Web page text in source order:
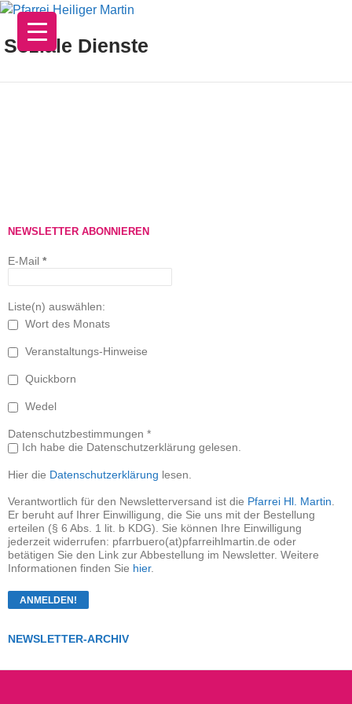
Zum
Inhalt
springen
Soziale Dienste
NEWSLETTER ABONNIEREN
E-Mail *
Liste(n) auswählen:
Wort des Monats
Veranstaltungs-Hinweise
Quickborn
Wedel
Datenschutzbestimmungen *
Ich habe die Datenschutzerklärung gelesen.
Hier die Datenschutzerklärung lesen.
Verantwortlich für den Newsletterversand ist die Pfarrei Hl. Martin
Er beruht auf Ihrer Einwilligung, die Sie uns mit der Bestellung
erteilen (§ 6 Abs. 1 lit. b KDG). Sie können Ihre Einwilligung
jederzeit widerrufen: pfarrbuero(at)pfarreihlmartin.de oder
betätigen Sie den Link zur Abbestellung im Newsletter. Weitere
Informationen finden Sie hier.
NEWSLETTER-ARCHIV